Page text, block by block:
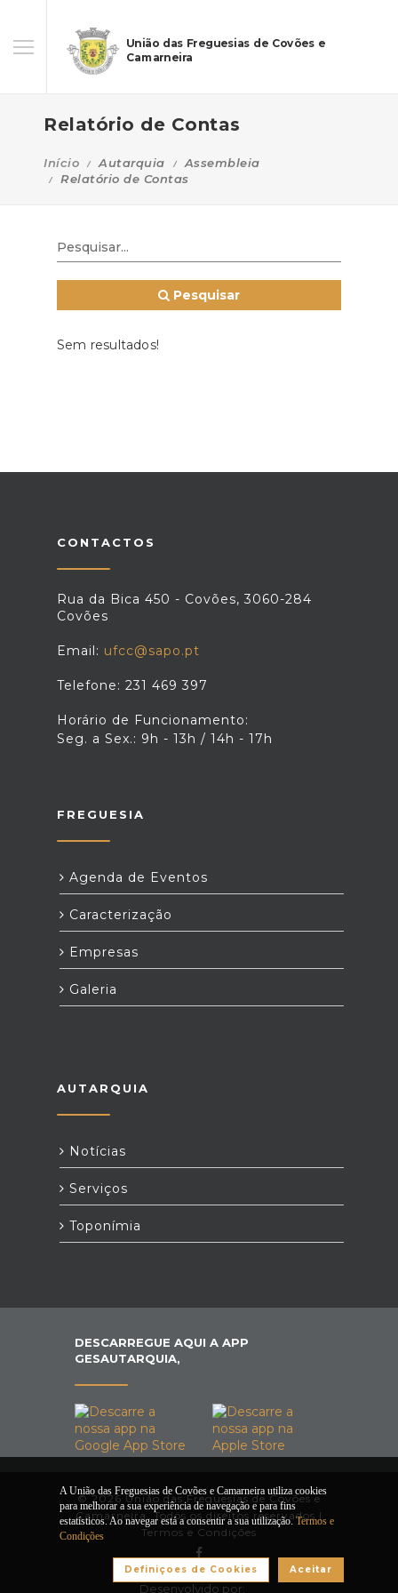
União das Freguesias de Covões e
Camarneira
Relatório de Contas
Início Autarquia
Assembleia
Relatório de Contas
Pesquisar
Sem resultados!
CONTACTOS
Rua da Bica 450 - Covões, 3060-284
Covões
Email: ufcc@sapo.pt
Telefone: 231 469 397
Horário de Funcionamento:
Seg. a Sex.: 9h - 13h / 14h - 17h
FREGUESIA
Agenda de Eventos
Caracterização
Empresas
Galeria
AUTARQUIA
Notícias
Serviços
Toponímia
DESCARREGUE AQUI A APP
GESAUTARQUIA,
© 2026 União das Freguesias de Covões e
Camarneira. Todos os direitos reservados |
Termos e Condições
Desenvolvido por:
A União das Freguesias de Covões e Camarneira utiliza cookies
para melhorar a sua experiência de navegação e para fins
estatísticos. Ao navegar está a consentir a sua utilização.Termos e
Condições
Aceitar
Definiçoes de Cookies